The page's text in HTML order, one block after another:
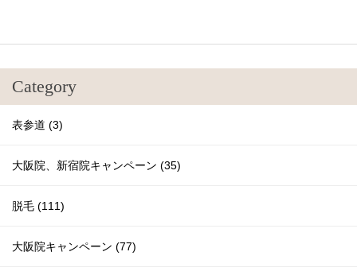
Category
表参道 (3)
大阪院、新宿院キャンペーン (35)
脱毛 (111)
大阪院キャンペーン (77)